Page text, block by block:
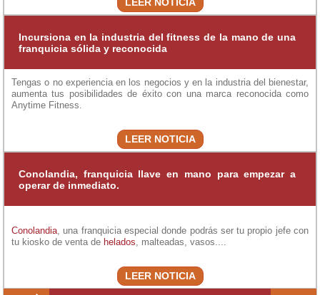
LEER NOTICIA
Incursiona en la industria del fitness de la mano de una
franquicia sólida y reconocida
Tengas o no experiencia en los negocios y en la industria del bienestar,
aumenta tus posibilidades de éxito con una marca reconocida como
Anytime Fitness.
LEER NOTICIA
Conolandia, franquicia llave en mano para empezar a
operar de inmediato.
Conolandia , una franquicia especial donde podrás ser tu propio jefe con
tu kiosko de venta de helados , malteadas, vasos....
LEER NOTICIA